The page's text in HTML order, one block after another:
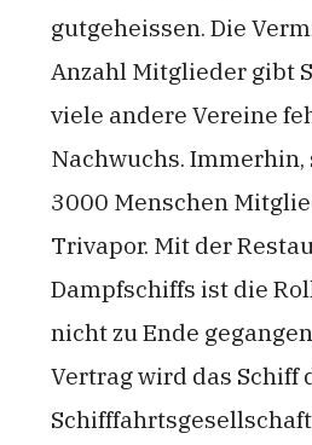
gutgeheissen. Die
Anzahl Mitglieder gibt
viele andere Vereine
Nachwuchs. Immerhin,
3000 Menschen
Trivapor. Mit der
Dampfschiffs ist die
nicht zu Ende
Vertrag wird das Schiff